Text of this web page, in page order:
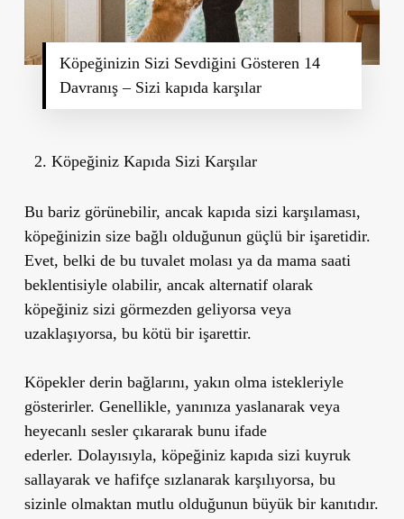
Köpeğinizin Sizi Sevdiğini Gösteren 14
Davranış – Sizi kapıda karşılar
Köpeğiniz Kapıda Sizi Karşılar
Bu bariz görünebilir, ancak kapıda sizi karşılaması,
köpeğinizin size bağlı olduğunun güçlü bir işaretidir.
Evet, belki de bu tuvalet molası ya da mama saati
beklentisiyleolabilir, ancak alternatif olarak
köpeğiniz sizi görmezden geliyorsa veya
uzaklaşıyorsa, bu kötü bir işarettir.
Köpekler derin bağlarını, yakın olma istekleriyle
gösterirler. Genellikle, yanınıza yaslanarak veya
heyecanlı sesler çıkararak bunu ifade
ederler. Dolayısıyla, köpeğiniz kapıda sizi kuyruk
sallayarak ve hafifçe sızlanarak karşılıyorsa, bu
sizinle olmaktan mutlu olduğunun büyük bir kanıtıdır.